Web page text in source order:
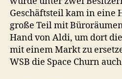
Geschäftsteil kam in eine
große Teil mit
Hand von Aldi, um dort
mit einem Markt zu
WSB die Space Churn